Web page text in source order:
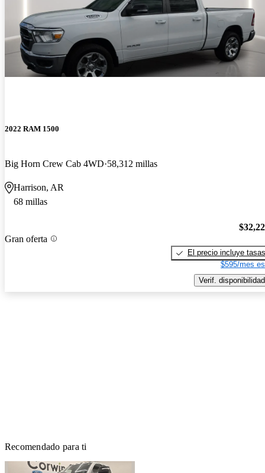
2022 RAM 1500
Big Horn Crew Cab 4WD 58,312 millas
Harrison, AR
68 millas
Gran oferta
El precio incluye tasas
$595/mes
Verif. disponibilidad
Recomendado para ti